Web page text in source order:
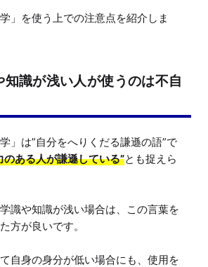
」を使う上での注意点を紹介しま
知識が浅い人が使うのは不自
」は”自分をへりくだる謙遜の語”で
のある人が謙遜している”とも捉えら
識や知識が浅い場合は、この言葉を
方が良いです。
自身の身分が低い場合にも、使用を